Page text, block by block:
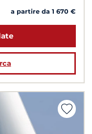
a partire da 1 670 €